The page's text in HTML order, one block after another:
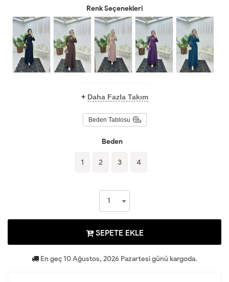
Renk Seçenekleri
+ Daha Fazla Takım
Beden Tablosu
Beden
1 2 3 4
SEPETE EKLE
En geç 10 Ağustos, 2026 Pazartesi günü kargoda.